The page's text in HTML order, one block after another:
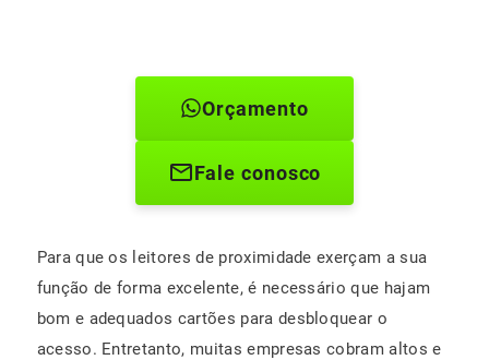
Orçamento
Fale conosco
Para que os leitores de proximidade exerçam a sua
função de forma excelente, é necessário que hajam
bom e adequados cartões para desbloquear o
acesso. Entretanto, muitas empresas cobram altos e